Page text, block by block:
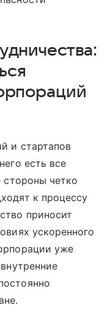
и стартапов
есть все
стороны четко
к процессу
приносит
ускоренного
уже